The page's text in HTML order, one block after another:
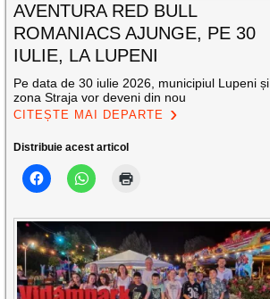
AVENTURA RED BULL
ROMANIACS AJUNGE, PE 30
IULIE, LA LUPENI
Pe data de 30 iulie 2026, municipiul Lupeni și
zona Straja vor deveni din nou
CITEȘTE MAI DEPARTE
Distribuie acest articol